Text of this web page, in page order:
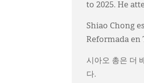
to 2025. He
Shiao Chong
Reformada en
시아오 총은 더
다.